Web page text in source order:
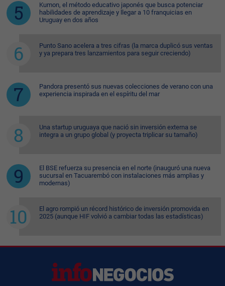
Kumon, el método educativo japonés que busca potenciar
habilidades de aprendizaje y llegar a 10 franquicias en
Uruguay en dos años
Punto Sano acelera a tres cifras (la marca duplicó sus ventas
y ya prepara tres lanzamientos para seguir creciendo)
Pandora presentó sus nuevas colecciones de verano con una
experiencia inspirada en el espíritu del mar
Una startup uruguaya que nació sin inversión externa se
integra a un grupo global (y proyecta triplicar su tamaño)
El BSE refuerza su presencia en el norte (inauguró una nueva
sucursal en Tacuarembó con instalaciones más amplias y
modernas)
El agro rompió un récord histórico de inversión promovida en
2025 (aunque HIF volvió a cambiar todas las estadísticas)